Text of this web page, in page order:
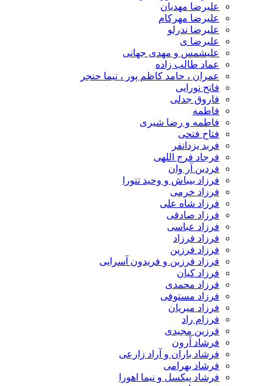
علیرضا مهدیان
علیرضا مهرکام
علیرضا ندرلو
علیرضا ی
علیشمس و مهدی جهانی
عماد طالب زاده
عمران ، حامد کاظم پور ، نیما حنجر
فاتح نورایی
فاروق جدلی
فاطمه
فاطمه و رضا شیری
فتاح فتحی
فربد یزدانفر
فرجاد فرج اللهی
فردین آر وان
فرزاد بیباش و وحید تتورا
فرزاد خرمی
فرزاد شاه علی
فرزاد صادقی
فرزاد عباسی
فرزاد فرزاد
فرزاد فرزین
فرزاد فرزین و فریدون آسرایی
فرزاد کیان
فرزاد محمدی
فرزاد مستوفی
فرزاد میریان
فرزام راد
فرزین مجیدی
فرشاد آرون
فرشاد باران و آراد زارعی
فرشاد بهرامی
فرشاد پیکسل و نیما اهورا